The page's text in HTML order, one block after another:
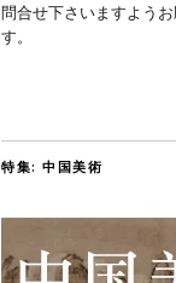
問合せ下さいますよう
す。
特集: 中国美術